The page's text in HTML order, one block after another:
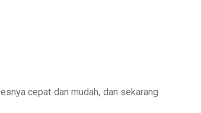
cepat dan mudah, dan sekarang